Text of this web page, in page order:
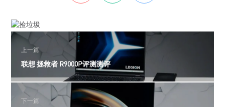
上一篇
联想 拯救者 R9000P评测测评
下一篇